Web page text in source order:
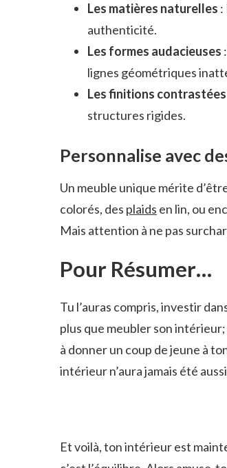
Les matières naturelles :
authenticité.
Les formes audacieuses
lignes géométriques
Les finitions contrastées
structures rigides.
Personnalise avec
Un meuble unique mérite
colorés, des plaids en lin, ou
Mais attention à ne pas
Pour Résumer…
Tu l’auras compris, investir
plus que meubler son
à donner un coup de jeune à
intérieur n’aura jamais été
Et voilà, ton intérieur est